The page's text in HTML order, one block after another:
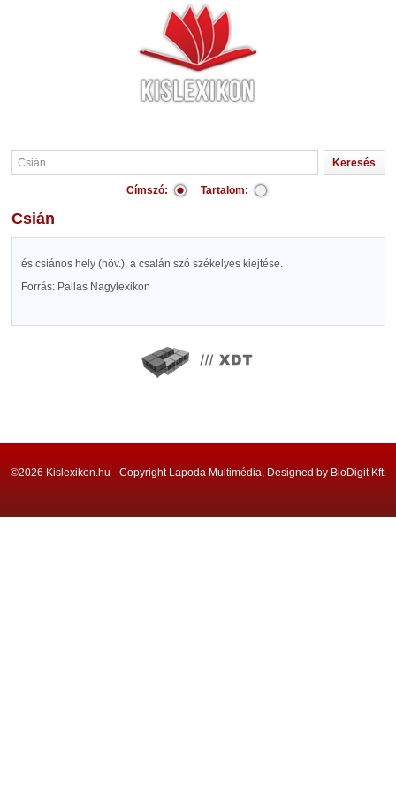
Címszó: Tartalom:
Csián
és csiános hely (növ.), a csalán szó székelyes kiejtése.
Forrás: Pallas Nagylexikon
©2026 Kislexikon.hu - Copyright Lapoda Multimédia, Designed by BioDigit Kft.